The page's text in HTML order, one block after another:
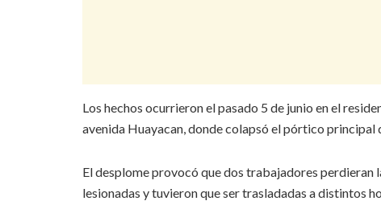
Los hechos ocurrieron el pasado 5 de junio en el
avenida Huayacan, donde colapsó el pórtico
El desplome provocó que dos trabajadores
lesionadas y tuvieron que ser trasladadas a distintos